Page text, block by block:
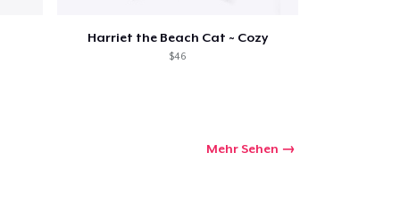
Harriet the Beach Cat ~ Cozy
$46
Mehr Sehen